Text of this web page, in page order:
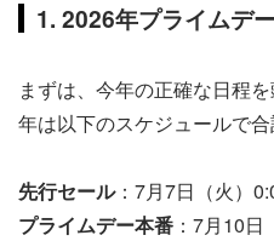
1. 2026年プライムデ
まずは、今年の正確な日程
年は以下のスケジュールで合
先行セール：7月7日（火）
プライムデー本番 ：7月10日